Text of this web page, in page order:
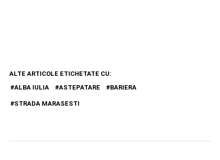
ALTE ARTICOLE ETICHETATE CU:
ALBA IULIA
ASTEPATARE BARIERA
STRADA MARASESTI